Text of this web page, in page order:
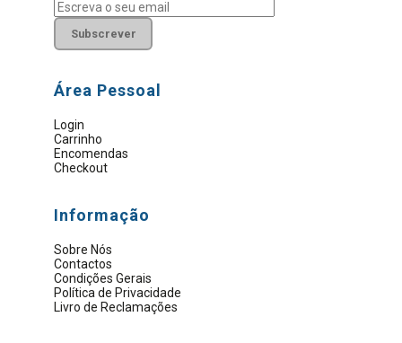
Subscrever
Área Pessoal
Login
Carrinho
Encomendas
Checkout
Informação
Sobre Nós
Contactos
Condições Gerais
Política de Privacidade
Livro de Reclamações